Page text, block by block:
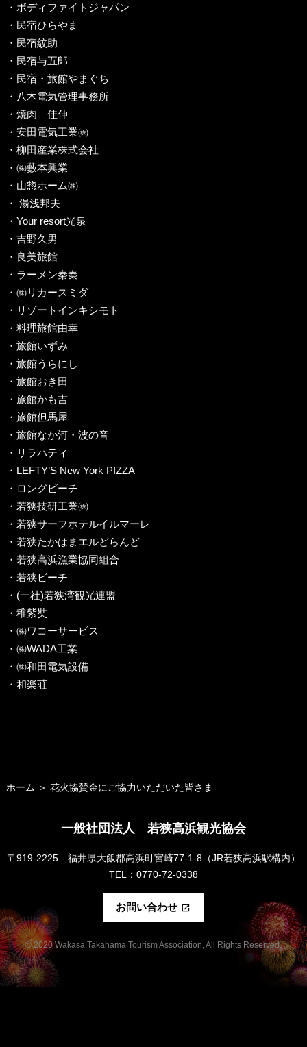
・ボディファイトジャパン
・民宿ひらやま
・民宿紋助
・民宿与五郎
・民宿・旅館やまぐち
・八木電気管理事務所
・焼肉 佳伸
・安田電気工業㈱
・柳田産業株式会社
・㈱藪本興業
・山惣ホーム㈱
・ 湯浅邦夫
・Your resort光泉
・吉野久男
・良美旅館
・ラーメン秦秦
・㈱リカースミダ
・リゾートインキシモト
・料理旅館由幸
・旅館いずみ
・旅館うらにし
・旅館おき田
・旅館かも吉
・旅館但馬屋
・旅館なか河・波の音
・リラハティ
・LEFTY’S New York PIZZA
・ロングビーチ
・若狭技研工業㈱
・若狭サーフホテルイルマーレ
・若狭たかはまエルどらんど
・若狭高浜漁業協同組合
・若狭ビーチ
・(一社)若狭湾観光連盟
・稚紫奘
・㈱ワコーサービス
・㈱WADA工業
・㈱和田電気設備
・和楽荘
ホーム ＞ 花火協賛金にご協力いただいた皆さま
一般社団法人 若狭高浜観光協会
〒919-2225 福井県大飯郡高浜町宮崎77-1-8（JR若狭高浜駅構内）
TEL：0770-72-0338
お問い合わせ launch
© 2020 Wakasa Takahama Tourism Association, All Rights Reserved.